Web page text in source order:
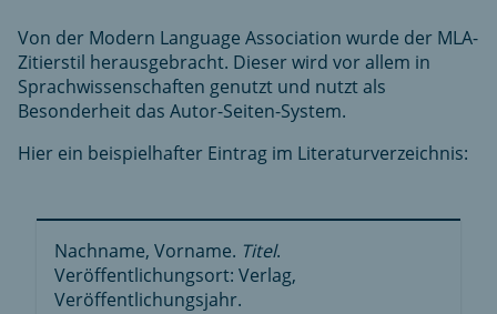
Von der Modern Language Association wurde der MLA-
Zitierstil herausgebracht. Dieser wird vor allem in
Sprachwissenschaften genutzt und nutzt als
Besonderheit das Autor-Seiten-System.
Hier ein beispielhafter Eintrag im Literaturverzeichnis:
Nachname, Vorname. Titel.
Veröffentlichungsort: Verlag,
Veröffentlichungsjahr.